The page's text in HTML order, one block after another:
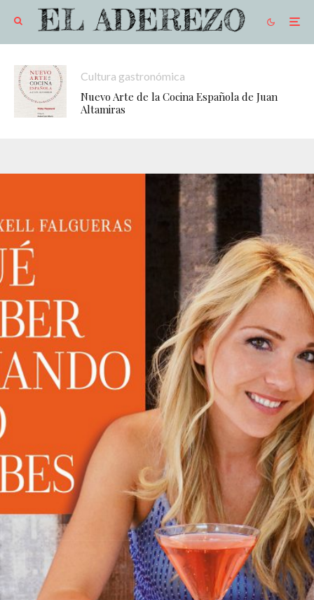
Cultura gastronómica
Nuevo Arte de la Cocina Española de Juan
Altamiras